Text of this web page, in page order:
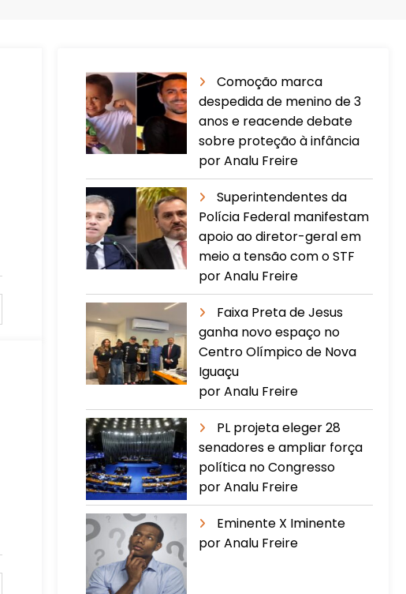
Comoção marca
despedida de menino de 3
anos e reacende debate
sobre proteção à infância
por Analu Freire
Superintendentes da
Polícia Federal manifestam
apoio ao diretor-geral em
meio a tensão com o STF
por Analu Freire
Faixa Preta de Jesus
ganha novo espaço no
Centro Olímpico de Nova
Iguaçu
por Analu Freire
PL projeta eleger 28
senadores e ampliar força
política no Congresso
por Analu Freire
Eminente X Iminente
por Analu Freire